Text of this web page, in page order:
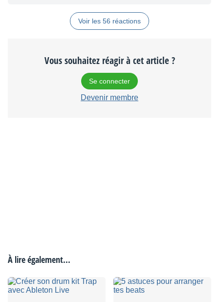
Voir les 56 réactions
Vous souhaitez réagir à cet article ?
Se connecter
Devenir membre
À lire également...